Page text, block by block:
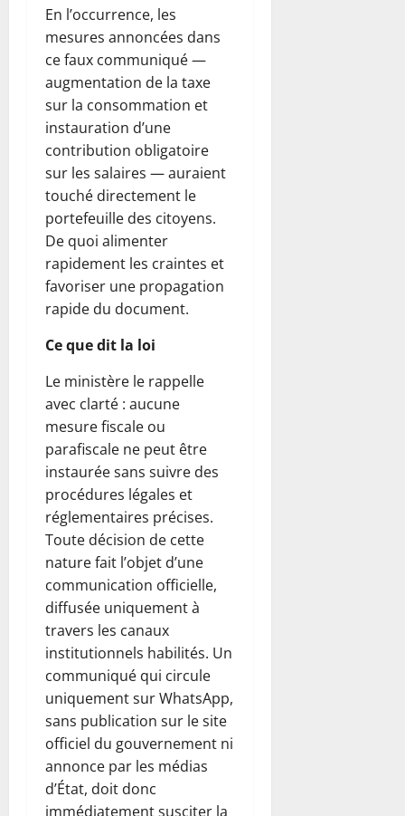
En l’occurrence, les
mesures annoncées dans
ce faux communiqué —
augmentation de la taxe
sur la consommation et
instauration d’une
contribution obligatoire
sur les salaires — auraient
touché directement le
portefeuille des citoyens.
De quoi alimenter
rapidement les craintes et
favoriser une propagation
rapide du document.
Ce que dit la loi
Le ministère le rappelle
avec clarté : aucune
mesure fiscale ou
parafiscale ne peut être
instaurée sans suivre des
procédures légales et
réglementaires précises.
Toute décision de cette
nature fait l’objet d’une
communication officielle,
diffusée uniquement à
travers les canaux
institutionnels habilités. Un
communiqué qui circule
uniquement sur WhatsApp,
sans publication sur le site
officiel du gouvernement ni
annonce par les médias
d’État, doit donc
immédiatement susciter la